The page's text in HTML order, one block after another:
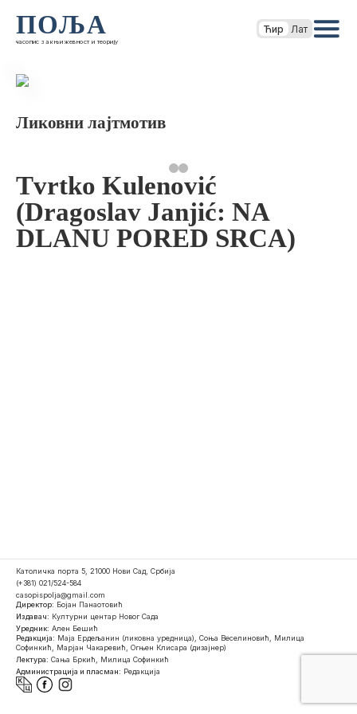
ПОЉА
часопис за књижевност и теорију
Ћир Лат
Ликовни лајтмотив
Tvrtko Kulenović
(Dragoslav Janjić: NA
DLANU PORED SRCA)
Католичка порта 5, 21000 Нови Сад, Србија
(+381) 021/524-584
casopispolja@gmail.com
Директор: Бојан Панаотовић
Издавач: Културни центар Новог Сада
Уредник: Ален Бешић
Редакција: Маја Ердељанин (ликовна уредница), Соња Веселиновић, Милица
Софинкић, Марјан Чакаревић, Огњен Клисара (дизајнер)
Лектура: Сања Бркић, Милица Софинкић
Администрација и пласман: Редакција